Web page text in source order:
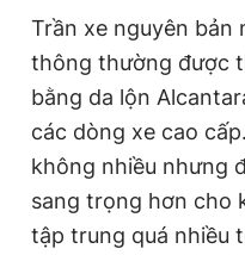
Trần xe nguyên bản
thông thường được
bằng da lộn
các dòng xe cao
không nhiều nhưng
sang trọng hơn cho
tập trung quá nhiều